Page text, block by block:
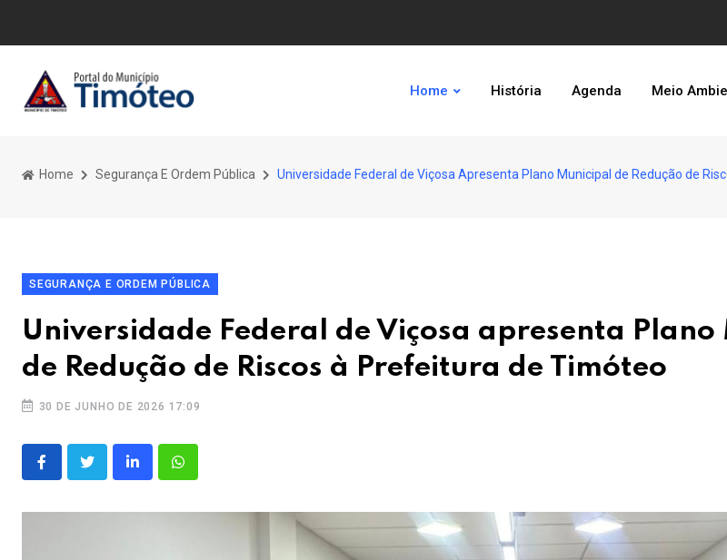
Home História Agenda Meio
Home Segurança E Ordem Pública Universidade Federal de Viçosa Apresenta Plano Municipal de Redução de
SEGURANÇA E ORDEM PÚBLICA
Universidade Federal de Viçosa apresenta Plano
de Redução de Riscos à Prefeitura de Timóteo
30 DE JUNHO DE 2026 17:09